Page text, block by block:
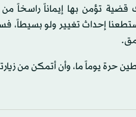
قضية تؤمن بها إيماناً
إحداث تغيير ولو بسيطاً،
حرة يوماً ما، وأن أتمكن من